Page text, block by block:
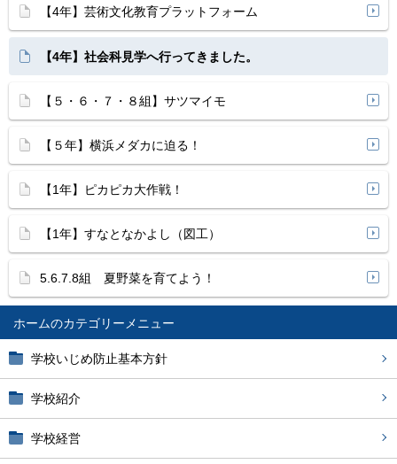
ホーム
学校いじめ防止基本方針
学校紹介
学校経営
【4年】芸術文化教育プラットフォーム
【4年】社会科見学へ行ってきました。
【５・６・７・８組】サツマイモ
【５年】横浜メダカに迫る！
【1年】ピカピカ大作戦！
【1年】すなとなかよし（図工）
5.6.7.8組 夏野菜を育てよう！